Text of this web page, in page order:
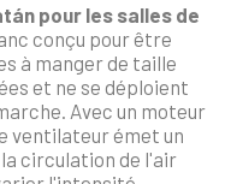
pour les salles de
conçu pour être
à manger de taille
et ne se déploient
Avec un moteur
ventilateur émet un
circulation de l'air